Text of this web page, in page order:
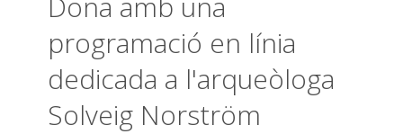
programació en línia
dedicada a l'arqueòloga
Solveig Norström